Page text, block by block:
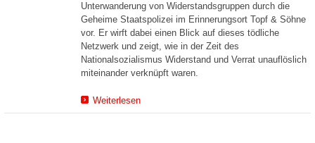
Unterwanderung von Widerstandsgruppen durch die
Geheime Staatspolizei im Erinnerungsort Topf & Söhne
vor. Er wirft dabei einen Blick auf dieses tödliche
Netzwerk und zeigt, wie in der Zeit des
Nationalsozialismus Widerstand und Verrat unauflöslich
miteinander verknüpft waren.
Weiterlesen